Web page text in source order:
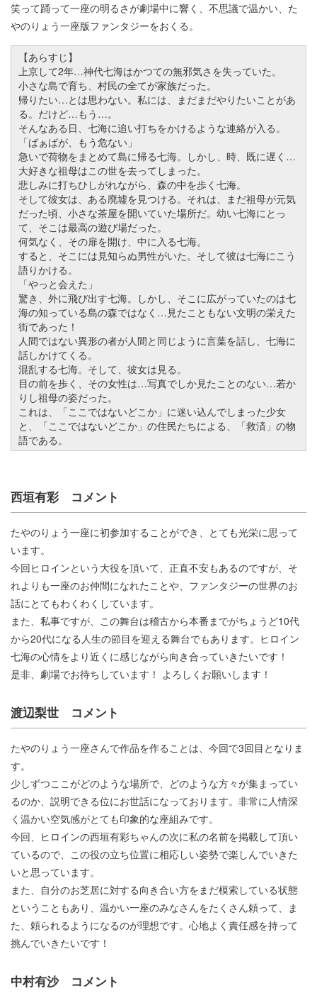
笑って踊って一座の明るさが劇場中に響く、不思議で温かい、た
やのりょう一座版ファンタジーをおくる。
【あらすじ】
上京して2年…神代七海はかつての無邪気さを失っていた。
小さな島で育ち、村民の全てが家族だった。
帰りたい…とは思わない。私には、まだまだやりたいことがあ
る。だけど…もう…。
そんなある日、七海に追い打ちをかけるような連絡が入る。
「ばぁばが、もう危ない」
急いで荷物をまとめて島に帰る七海。しかし、時、既に遅く…
大好きな祖母はこの世を去ってしまった。
悲しみに打ちひしがれながら、森の中を歩く七海。
そして彼女は、ある廃墟を見つける。それは、まだ祖母が元気
だった頃、小さな茶屋を開いていた場所だ。幼い七海にとっ
て、そこは最高の遊び場だった。
何気なく、その扉を開け、中に入る七海。
すると、そこには見知らぬ男性がいた。そして彼は七海にこう
語りかける。
「やっと会えた」
驚き、外に飛び出す七海。しかし、そこに広がっていたのは七
海の知っている島の森ではなく…見たこともない文明の栄えた
街であった！
人間ではない異形の者が人間と同じように言葉を話し、七海に
話しかけてくる。
混乱する七海。そして、彼女は見る。
目の前を歩く、その女性は…写真でしか見たことのない…若か
りし祖母の姿だった。
これは、「ここではないどこか」に迷い込んでしまった少女
と、「ここではないどこか」の住民たちによる、「救済」の物
語である。
西垣有彩 コメント
たやのりょう一座に初参加することができ、とても光栄に思って
います。
今回ヒロインという大役を頂いて、正直不安もあるのですが、そ
れよりも一座のお仲間になれたことや、ファンタジーの世界のお
話にとてもわくわくしています。
また、私事ですが、この舞台は稽古から本番までがちょうど10代
から20代になる人生の節目を迎える舞台でもあります。ヒロイン
七海の心情をより近くに感じながら向き合っていきたいです！
是非、劇場でお待ちしています！ よろしくお願いします！
渡辺梨世 コメント
たやのりょう一座さんで作品を作ることは、今回で3回目となりま
す。
少しずつここがどのような場所で、どのような方々が集まってい
るのか、説明できる位にお世話になっております。非常に人情深
く温かい空気感がとても印象的な座組みです。
今回、ヒロインの西垣有彩ちゃんの次に私の名前を掲載して頂い
ているので、この役の立ち位置に相応しい姿勢で楽しんでいきた
いと思っています。
また、自分のお芝居に対する向き合い方をまだ模索している状態
ということもあり、温かい一座のみなさんをたくさん頼って、ま
た、頼られるようになるのが理想です。心地よく責任感を持って
挑んでいきたいです！
中村有沙 コメント